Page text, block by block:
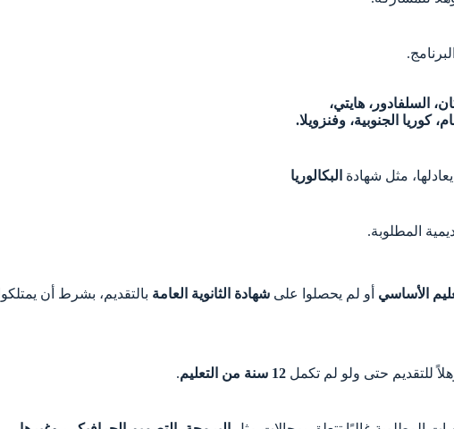
السلفادور، هايتي،
كوريا الجنوبية، وفنزويلا.
يعادلها، مثل شهادة البكالوريا
المطلوبة.
أو لم يحصلوا على شهادة الثانوية العامة بالتقديم، بشرط أن يمتلكوا
للتقديم حتى ولو لم تكمل 12 سنة من التعليم .